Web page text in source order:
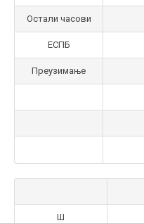
Остали часови
ЕСПБ
Преузимање
Ш